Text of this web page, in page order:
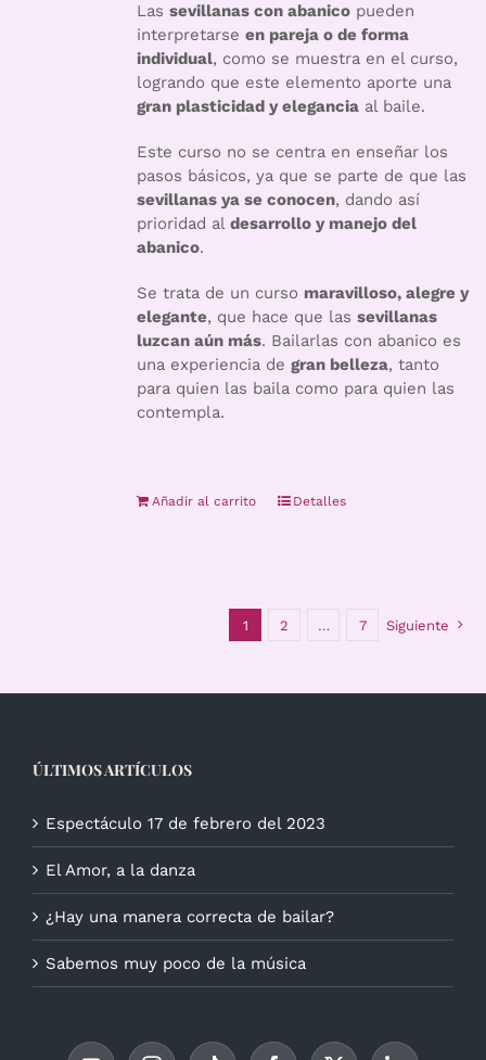
Las sevillanas con abanicopueden
interpretarse en pareja o de forma
individual, como se muestra en el curso,
logrando que este elemento aporte una
gran plasticidad y eleganciaal baile.
Este curso no se centra en enseñar los
pasos básicos, ya que se parte de que las
sevillanas ya se conocen, dando así
prioridad al desarrollo y manejo del
abanico.
Se trata de un curso maravilloso, alegre y
elegante, que hace que las sevillanas
luzcan aún más. Bailarlas con abanico es
una experiencia de gran belleza, tanto
para quien las baila como para quien las
contempla.
Añadir al carrito Detalles
1 2 … 7 Siguiente
ÚLTIMOS ARTÍCULOS
Espectáculo 17 de febrero del 2023
El Amor, a la danza
¿Hay una manera correcta de bailar?
Sabemos muy poco de la música